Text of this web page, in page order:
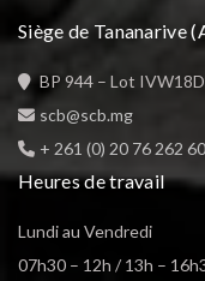
Siège de Tananarive
BP 944 – Lot
scb@scb.mg
+ 261 (0) 20 76 262 60
Heures de travail
Lundi au Vendredi
07h30 – 12h / 13h –